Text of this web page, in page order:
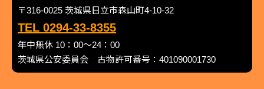
〒316-0025 茨城県日立市森山町4-10-32
TEL 0294-33-8355
年中無休 10：00～24：00
茨城県公安委員会 古物許可番号：401090001730